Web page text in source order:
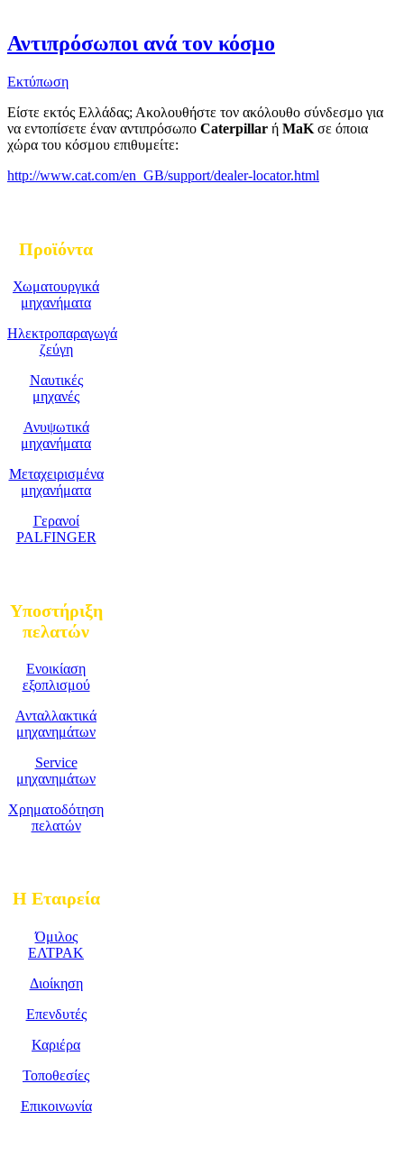
Αντιπρόσωποι ανά τον κόσμο
Εκτύπωση
Είστε εκτός Ελλάδας; Ακολουθήστε τον ακόλουθο σύνδεσμο για
να εντοπίσετε έναν αντιπρόσωπο Caterpillar ή MaK σε όποια
χώρα του κόσμου επιθυμείτε:
http://www.cat.com/en_GB/support/dealer-locator.html
Προϊόντα
Χωματουργικά
μηχανήματα
Ηλεκτροπαραγωγά
ζεύγη
Ναυτικές
μηχανές
Ανυψωτικά
μηχανήματα
Μεταχειρισμένα
μηχανήματα
Γερανοί
PALFINGER
Υποστήριξη
πελατών
Ενοικίαση
εξοπλισμού
Ανταλλακτικά
μηχανημάτων
Service
μηχανημάτων
Χρηματοδότηση
πελατών
Η Εταιρεία
Όμιλος
ΕΛΤΡΑΚ
Διοίκηση
Επενδυτές
Καριέρα
Τοποθεσίες
Επικοινωνία